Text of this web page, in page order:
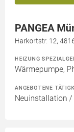
PANGEA
Harkortstr. 12,
HEIZUNG
Wärmepumpe,
ANGEBOTENE
Neuinstallation /